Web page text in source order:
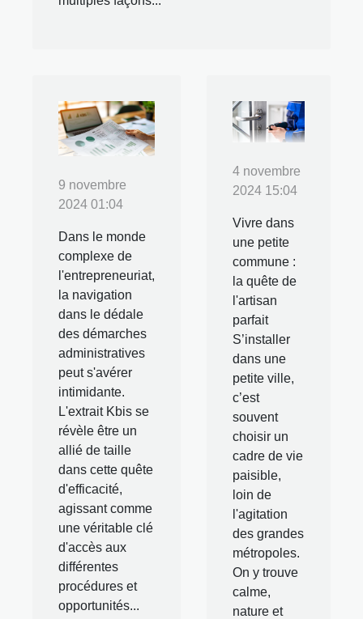
9 novembre
2024 01:04
Dans le monde
complexe de
l'entrepreneuriat,
la navigation
dans le dédale
des démarches
administratives
peut s'avérer
intimidante.
L'extrait Kbis se
révèle être un
allié de taille
dans cette quête
d'efficacité,
agissant comme
une véritable clé
d'accès aux
différentes
procédures et
opportunités...
4 novembre
2024 15:04
Vivre dans
une petite
commune :
la quête de
l'artisan
parfait
S’installer
dans une
petite ville,
c’est
souvent
choisir un
cadre de vie
paisible,
loin de
l'agitation
des grandes
métropoles.
On y trouve
calme,
nature et